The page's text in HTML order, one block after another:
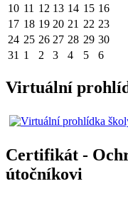
10 11 12 13 14 15 16
17 18 19 20 21 22 23
24 25 26 27 28 29 30
31 1 2 3 4 5 6
Virtuální
Certifikát -
útočníkovi